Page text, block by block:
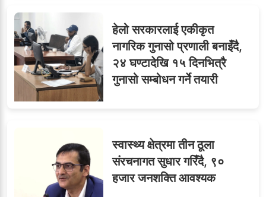
हेलो सरकारलाई एकीकृत
नागरिक गुनासो प्रणाली बनाइँदै,
२४ घण्टादेखि १५ दिनभित्रै
गुनासो सम्बोधन गर्ने तयारी
स्वास्थ्य क्षेत्रमा तीन ठूला
संरचनागत सुधार गरिँदै, ९०
हजार जनशक्ति आवश्यक